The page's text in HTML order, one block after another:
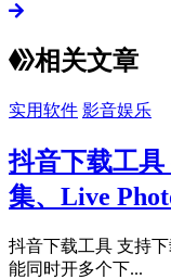
相关文章
实用软件 影音娱乐
抖音下载工
集、Live
抖音下载工具 支持
能同时开多个下...